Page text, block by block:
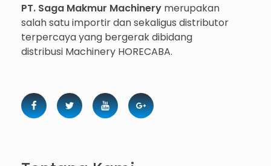
PT. Saga Makmur Machinery merupakan
salah satu importir dan sekaligus distributor
terpercaya yang bergerak dibidang
distribusi Machinery HORECABA.